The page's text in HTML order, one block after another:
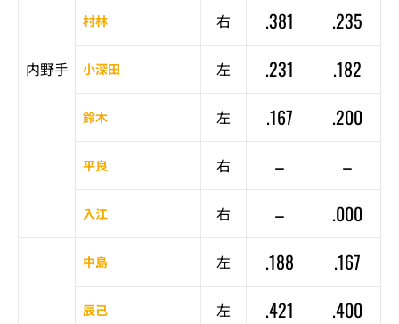
内野手
村林 右 .381 .235
小深田 左 .231 .182
鈴木 左 .167 .200
平良 右 – –
入江 右 – .000
中島 左 .188 .167
辰己 左 .421 .400